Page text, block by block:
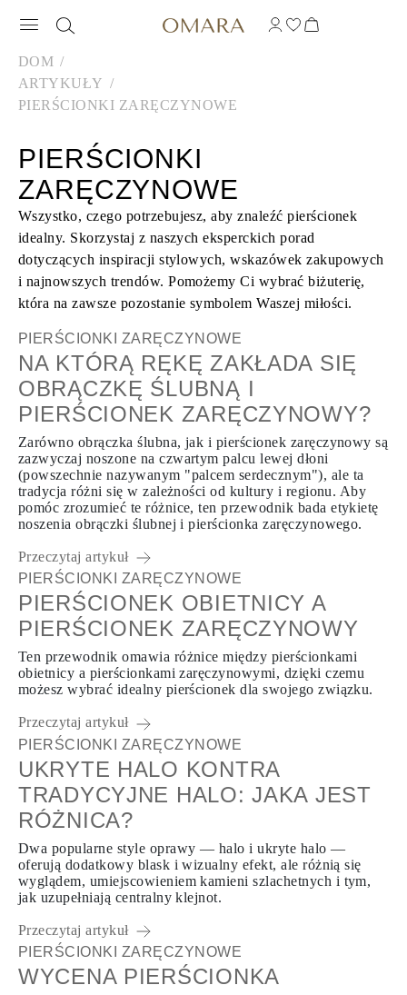
DOM
ARTYKUŁY
PIERŚCIONKI ZARĘCZYNOWE
PIERŚCIONKI
ZARĘCZYNOWE
Wszystko, czego potrzebujesz, aby znaleźć pierścionek
idealny. Skorzystaj z naszych eksperckich porad
dotyczących inspiracji stylowych, wskazówek zakupowych
i najnowszych trendów. Pomożemy Ci wybrać biżuterię,
która na zawsze pozostanie symbolem Waszej miłości.
PIERŚCIONKI ZARĘCZYNOWE
NA KTÓRĄ RĘKĘ ZAKŁADA SIĘ
OBRĄCZKĘ ŚLUBNĄ I
PIERŚCIONEK ZARĘCZYNOWY?
Zarówno obrączka ślubna, jak i pierścionek zaręczynowy są
zazwyczaj noszone na czwartym palcu lewej dłoni
(powszechnie nazywanym "palcem serdecznym"), ale ta
tradycja różni się w zależności od kultury i regionu. Aby
pomóc zrozumieć te różnice, ten przewodnik bada etykietę
noszenia obrączki ślubnej i pierścionka zaręczynowego.
Przeczytaj artykuł
PIERŚCIONKI ZARĘCZYNOWE
PIERŚCIONEK OBIETNICY A
PIERŚCIONEK ZARĘCZYNOWY
Ten przewodnik omawia różnice między pierścionkami
obietnicy a pierścionkami zaręczynowymi, dzięki czemu
możesz wybrać idealny pierścionek dla swojego związku.
Przeczytaj artykuł
PIERŚCIONKI ZARĘCZYNOWE
UKRYTE HALO KONTRA
TRADYCYJNE HALO: JAKA JEST
RÓŻNICA?
Dwa popularne style oprawy — halo i ukryte halo —
oferują dodatkowy blask i wizualny efekt, ale różnią się
wyglądem, umiejscowieniem kamieni szlachetnych i tym,
jak uzupełniają centralny klejnot.
Przeczytaj artykuł
PIERŚCIONKI ZARĘCZYNOWE
WYCENA PIERŚCIONKA